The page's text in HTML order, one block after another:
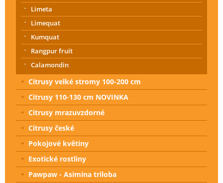
Limeta
Limequat
Kumquat
Rangpur fruit
Calamondin
Citrusy velké stromy 100-200 cm
Citrusy 110-130 cm NOVINKA
Citrusy mrazuvzdorné
Citrusy české
Pokojové květiny
Exotické rostliny
Pawpaw - Asimina triloba